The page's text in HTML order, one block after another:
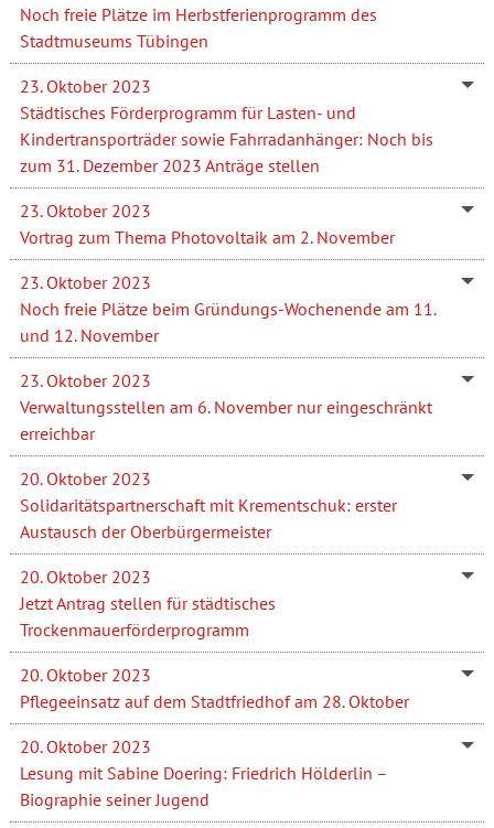
Noch freie Plätze im Herbstferienprogramm des
Stadtmuseums Tübingen
23. Oktober 2023
Städtisches Förderprogramm für Lasten- und
Kindertransporträder sowie Fahrradanhänger: Noch bis
zum 31. Dezember 2023 Anträge stellen
23. Oktober 2023
Vortrag zum Thema Photovoltaik am 2. November
23. Oktober 2023
Noch freie Plätze beim Gründungs-Wochenende am 11.
und 12. November
23. Oktober 2023
Verwaltungsstellen am 6. November nur eingeschränkt
erreichbar
20. Oktober 2023
Solidaritätspartnerschaft mit Krementschuk: erster
Austausch der Oberbürgermeister
20. Oktober 2023
Jetzt Antrag stellen für städtisches
Trockenmauerförderprogramm
20. Oktober 2023
Pflegeeinsatz auf dem Stadtfriedhof am 28. Oktober
20. Oktober 2023
Lesung mit Sabine Doering: Friedrich Hölderlin –
Biographie seiner Jugend